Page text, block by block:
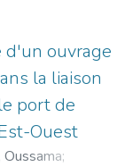
d'un ouvrage
la liaison
port de
Ouest
Oussama;